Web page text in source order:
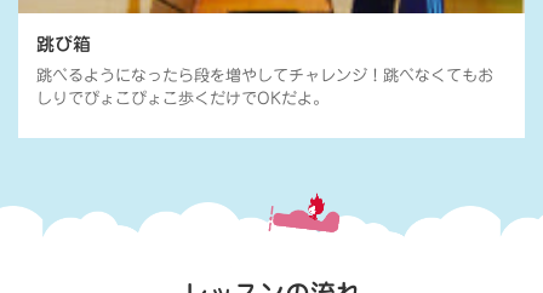
跳び箱
跳べるようになったら段を増やしてチャレンジ！跳べなくてもお
しりでぴょこぴょこ歩くだけでOKだよ。